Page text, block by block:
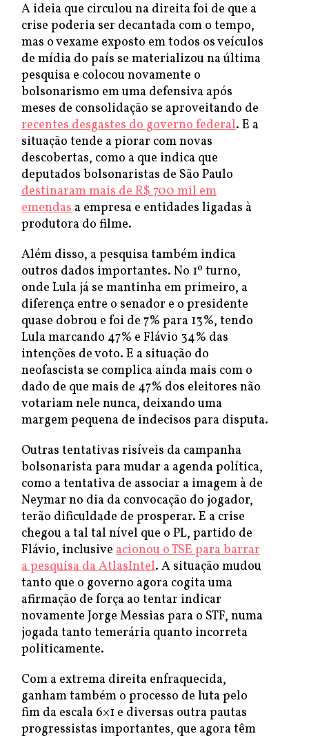
A ideia que circulou na direita foi de que a
crise poderia ser decantada com o tempo,
mas o vexame exposto em todos os veículos
de mídia do país se materializou na última
pesquisa e colocou novamente o
bolsonarismo em uma defensiva após
meses de consolidação se aproveitando de
recentes desgastes do governo federal. E a
situação tende a piorar com novas
descobertas, como a que indica que
deputados bolsonaristas de São Paulo
destinaram mais de R$ 700 mil em
emendas a empresa e entidades ligadas à
produtora do filme.
Além disso, a pesquisa também indica
outros dados importantes. No 1º turno,
onde Lula já se mantinha em primeiro, a
diferença entre o senador e o presidente
quase dobrou e foi de 7% para 13%, tendo
Lula marcando 47% e Flávio 34% das
intenções de voto. E a situação do
neofascista se complica ainda mais com o
dado de que mais de 47% dos eleitores não
votariam nele nunca, deixando uma
margem pequena de indecisos para disputa.
Outras tentativas risíveis da campanha
bolsonarista para mudar a agenda política,
como a tentativa de associar a imagem à de
Neymar no dia da convocação do jogador,
terão dificuldade de prosperar. E a crise
chegou a tal tal nível que o PL, partido de
Flávio, inclusive acionou o TSE para barrar
a pesquisa da AtlasIntel. A situação mudou
tanto que o governo agora cogita uma
afirmação de força ao tentar indicar
novamente Jorge Messias para o STF, numa
jogada tanto temerária quanto incorreta
politicamente.
Com a extrema direita enfraquecida,
ganham também o processo de luta pelo
fim da escala 6×1 e diversas outra pautas
progressistas importantes, que agora têm